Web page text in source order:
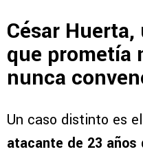
César
que prometía
nunca
Un caso distinto es
atacante de 23 años